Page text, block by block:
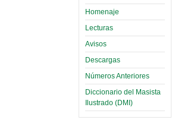
Homenaje
Lecturas
Avisos
Descargas
Números Anteriores
Diccionario del Masista
Ilustrado (DMI)